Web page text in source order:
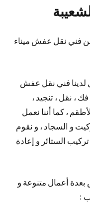
فني نقل عفش ميناء
لدينا فني نقل عفش
، نقل ، تنجيد ،
، كما أننا نعمل
و السجاد ، و نقوم
الستائر و إعادة
أعمال متنوعة و
ب :